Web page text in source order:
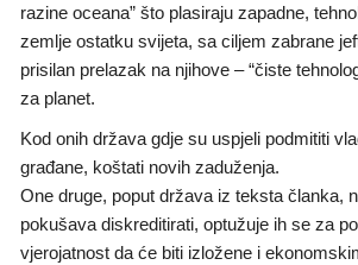
razine oceana” što plasiraju zapadne,
zemlje ostatku svijeta, sa ciljem zabrane
prisilan prelazak na njihove – “čiste
za planet.
Kod onih država gdje su uspjeli podmititi
građane, koštati novih zaduženja.
One druge, poput država iz teksta članka,
pokušava diskreditirati, optužuje ih se za
vjerojatnost da će biti izložene i